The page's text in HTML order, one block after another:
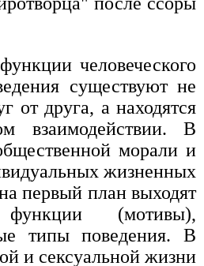
человеческого
существуют не
от друга, а находятся
взаимодействии. В
морали и
жизненных
первый план выходят
функции (мотивы),
типы поведения. В
и сексуальной жизни